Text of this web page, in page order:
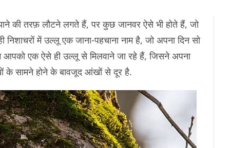
की तरफ़ लौटने लगते हैं, पर कुछ जानवर ऐसे भी होते हैं, जो
में उल्लू एक जाना-पहचाना नाम है, जो अपना दिन सो
एक ऐसे ही उल्लू से मिलवाने जा रहे हैं, जिसने अपना
के सामने होने के बावजूद आंखों से दूर है.